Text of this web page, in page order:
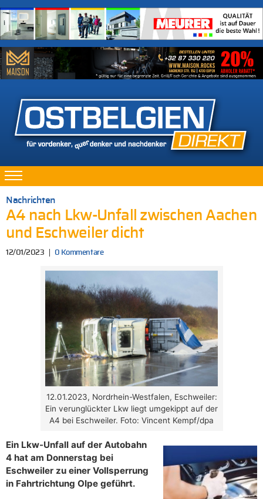
Nachrichten
A4 nach Lkw-Unfall zwischen Aachen
und Eschweiler dicht
12/01/2023 0 Kommentare
12.01.2023, Nordrhein-Westfalen, Eschweiler:
Ein verunglückter Lkw liegt umgekippt auf der
A4 bei Eschweiler. Foto: Vincent Kempf/dpa
Ein Lkw-Unfall auf der Autobahn
4 hat am Donnerstag bei
Eschweiler zu einer Vollsperrung
in Fahrtrichtung Olpe geführt.